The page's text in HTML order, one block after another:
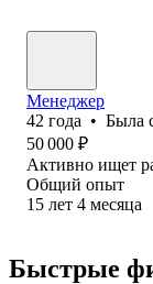
Менеджер
42 года • Была
50 000 ₽
Активно ищет
Общий опыт
15 лет 4 месяца
Быстрые